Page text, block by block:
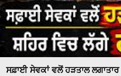
ਸਫ਼ਾਈ ਸੇਵਕਾਂ ਵਲੋਂ ਹੜਤਾਲ